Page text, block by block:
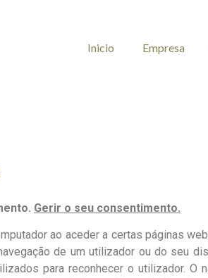
Inicio Empresa
Gerir o seu consentimento.
ao aceder a certas páginas
de um utilizador ou do seu
para reconhecer o utilizador. O